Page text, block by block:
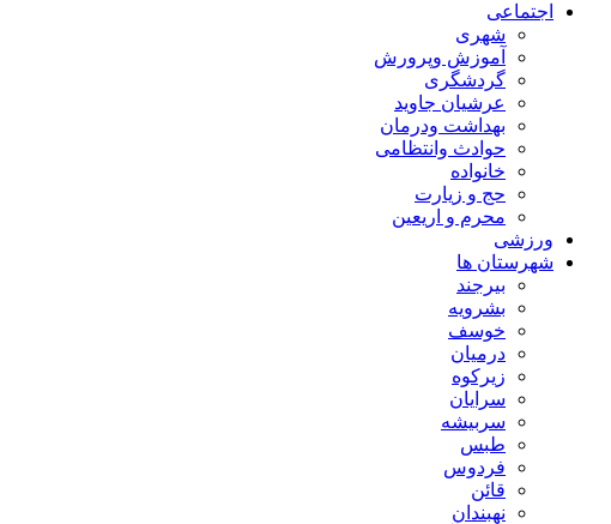
اجتماعی
شهری
آموزش وپرورش
گردشگری
عرشیان جاوید
بهداشت ودرمان
حوادث وانتظامی
خانواده
حج و زیارت
محرم و اریعین
ورزشی
شهرستان ها
بیرجند
بشرویه
خوسف
درمیان
زیرکوه
سرایان
سربیشه
طبس
فردوس
قائن
نهبندان